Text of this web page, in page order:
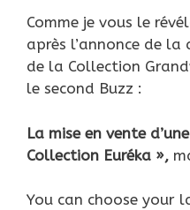
Comme je vous le
après l’annonce de la
de la Collection
le second Buzz :
La mise en vente
Collection Euréka »,
You can choose your